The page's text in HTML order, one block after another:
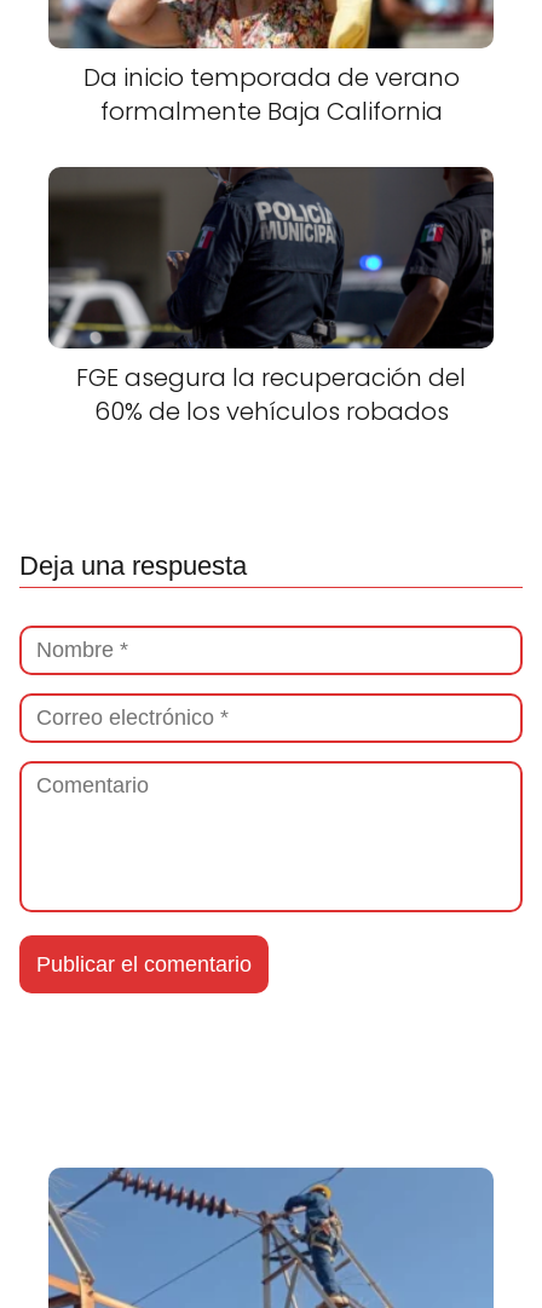
Da inicio temporada de verano
formalmente Baja California
FGE asegura la recuperación del
60% de los vehículos robados
Deja una respuesta